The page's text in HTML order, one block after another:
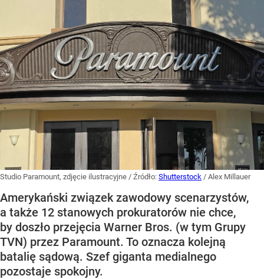
Studio Paramount, zdjęcie ilustracyjne / Źródło: Shutterstock / Alex Millauer
Amerykański związek zawodowy scenarzystów,
a także 12 stanowych prokuratorów nie chce,
by doszło przejęcia Warner Bros. (w tym Grupy
TVN) przez Paramount. To oznacza kolejną
batalię sądową. Szef giganta medialnego
pozostaje spokojny.